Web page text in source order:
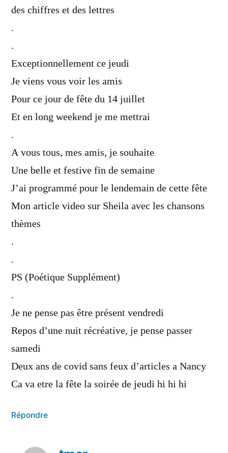
des chiffres et des lettres
.
.
Exceptionnellement ce jeudi
Je viens vous voir les amis
Pour ce jour de fête du 14 juillet
Et en long weekend je me mettrai
.
A vous tous, mes amis, je souhaite
Une belle et festive fin de semaine
J’ai programmé pour le lendemain de cette fête
Mon article video sur Sheila avec les chansons
thèmes
.
.
PS (Poétique Supplément)
.
Je ne pense pas être présent vendredi
Repos d’une nuit récréative, je pense passer
samedi
Deux ans de covid sans feux d’articles a Nancy
Ca va etre la fête la soirée de jeudi hi hi hi
Répondre